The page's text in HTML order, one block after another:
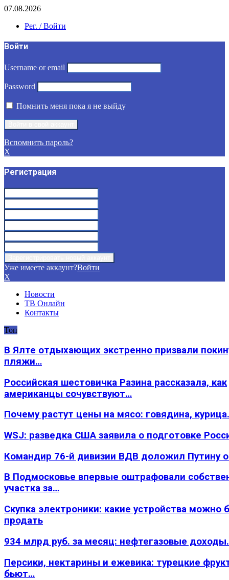
07.08.2026
Рег. / Войти
Войти
Username or email
Password
Помнить меня пока я не выйду
Вспомнить пароль?
X
Регистрация
Уже имеете аккаунт?Войти
X
Новости
ТВ Онлайн
Контакты
Топ
В Ялте отдыхающих экстренно призвали
пляжи…
Российская шестовичка Разина рассказала, как
американцы сочувствуют…
Почему растут цены на мясо: говядина,
WSJ: разведка США заявила о подготовке
Командир 76-й дивизии ВДВ доложил Путину
В Подмосковье впервые оштрафовали
участка за…
Скупка электроники: какие устройства можно
продать
934 млрд руб. за месяц: нефтегазовые
Персики, нектарины и ежевика: турецкие
бьют…